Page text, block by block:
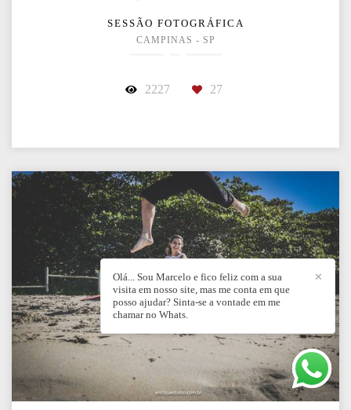
SESSÃO FOTOGRÁFICA
CAMPINAS - SP
2227 27
✕
Olá... Sou Marcelo e fico feliz com a sua
visita em nosso site, mas me conta em que
posso ajudar? Sinta-se a vontade em me
chamar no Whats.